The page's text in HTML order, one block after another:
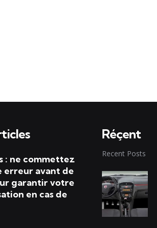
: ne commettez
erreur avant de
garantir votre
en cas de
Réçent
Recent Posts